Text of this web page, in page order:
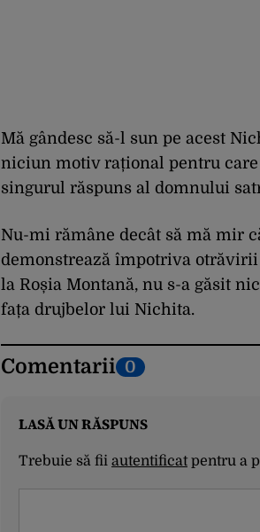
Mă gândesc să-l sun pe acest
niciun motiv rațional pentru
singurul răspuns al domnului
Nu-mi rămâne decât să mă mir
demonstrează împotriva
la Roșia Montană, nu s-a găsit
fața drujbelor lui Nichita.
Comentarii 0
LASĂ UN RĂSPUNS
Trebuie să fii autentificatpentru a